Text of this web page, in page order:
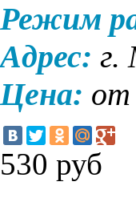
Режим
Адрес: г.
Цена: от
530 руб